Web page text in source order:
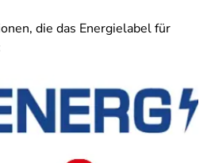
die das Energielabel für